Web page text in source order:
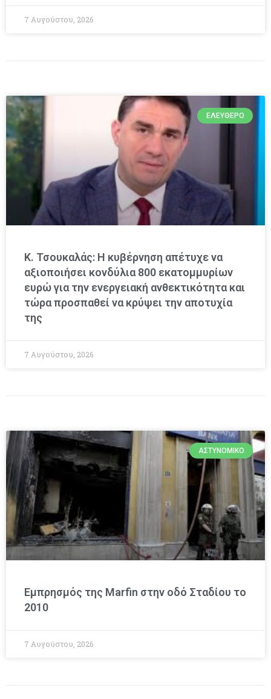
7 Αυγούστου, 2026
ΕΛΕΎΘΕΡΟ
Κ. Τσουκαλάς: Η κυβέρνηση απέτυχε να
αξιοποιήσει κονδύλια 800 εκατομμυρίων
ευρώ για την ενεργειακή ανθεκτικότητα και
τώρα προσπαθεί να κρύψει την αποτυχία
της
7 Αυγούστου, 2026
ΑΣΤΥΝΟΜΙΚΌ
Εμπρησμός της Marfin στην οδό Σταδίου το
2010
7 Αυγούστου, 2026